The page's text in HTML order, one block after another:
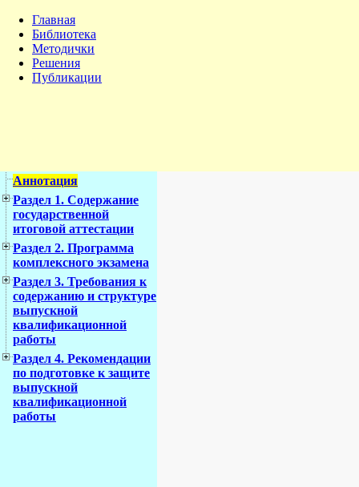
Главная
Библиотека
Методички
Решения
Публикации
Аннотация
Раздел 1. Содержание
государственной
итоговой аттестации
Раздел 2. Программа
комплексного экзамена
Раздел 3. Требования к
содержанию и структуре
выпускной
квалификационной
работы
Раздел 4. Рекомендации
по подготовке к защите
выпускной
квалификационной
работы